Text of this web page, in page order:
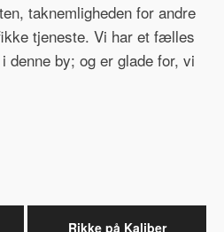
taknemligheden for andre
tjeneste. Vi har et fælles
by; og er glade for, vi
Rikke på Kaliber